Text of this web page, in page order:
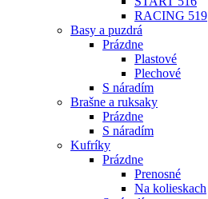
RACING 519
Basy a puzdrá
Prázdne
Plastové
Plechové
S náradím
Brašne a ruksaky
Prázdne
S náradím
Kufríky
Prázdne
Prenosné
Na kolieskach